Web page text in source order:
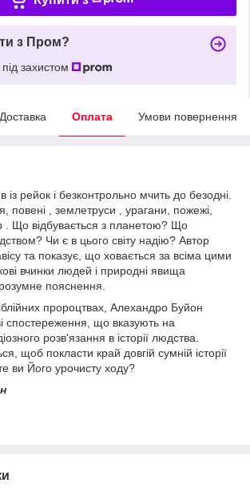
з Пром?
захистом
Доставка Оплата Умови повернення
із рейок і безконтрольно мчить до безодні.
повені , землетруси , урагани, пожежі,
. Що відбувається з планетою? Що
Чи є в цього світу надію? Автор
та показує, що ховається за всіма цими
вчинки людей і природні явища
пояснення.
пророцтвах, Алехандро Буйон
спостереження, що вказують на
розв'язання в історії людства.
щоб покласти край довгій сумній історії
ви Його урочисту ходу?